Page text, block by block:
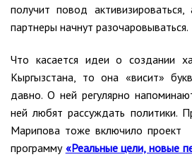
получит повод активизироваться,
партнеры начнут разочаровываться.
Что касается идеи о создании
Кыргызстана, то она «висит»
давно. О ней регулярно
ней любят рассуждать политики.
Марипова тоже включило проект
программу «Реальные цели, новые